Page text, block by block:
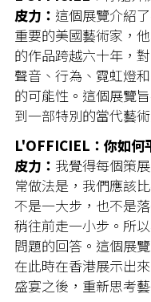
皮力： 這個展覽介紹
重要的美國藝術家，
的作品跨越六十年，
聲音、行為、霓虹燈
的可能性。這個展覽
到一部特別的當代藝術
L'OFFICIEL：你如何
皮力： 我覺得每個策
常做法是，我們應該
不是一大步，也不是
稍往前走一小步。所
問題的回答。這個展
在此時在香港展示出
盛宴之後，重新思考